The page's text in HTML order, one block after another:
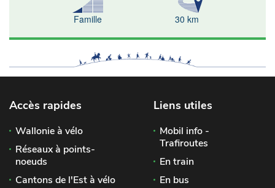
Famille 30 km
Accès rapides
Wallonie à vélo
Réseaux à points-
noeuds
Cantons de l'Est à vélo
Liens utiles
Mobil info -
Trafiroutes
En train
En bus